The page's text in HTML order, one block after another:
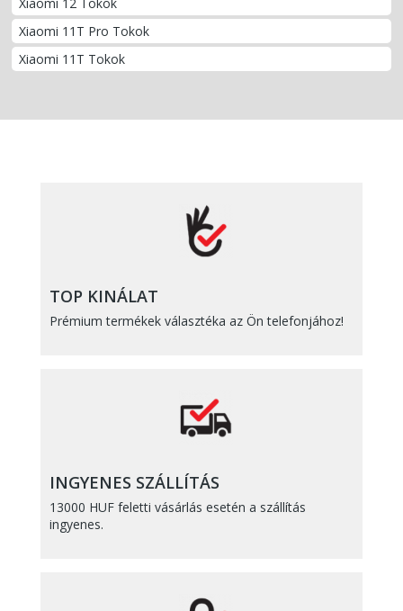
Xiaomi 11T Pro Tokok
Xiaomi 11T Tokok
TOP KINÁLAT
Prémium termékek választéka az Ön telefonjához!
INGYENES SZÁLLÍTÁS
13000 HUF feletti vásárlás esetén a szállítás
ingyenes.